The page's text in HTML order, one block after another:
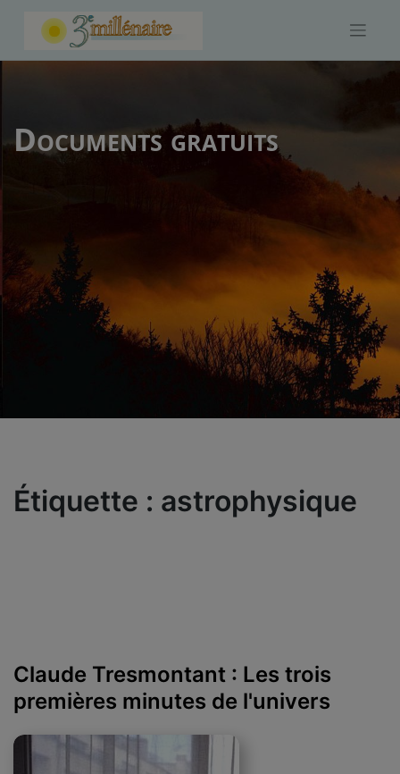
Documents gratuits
Étiquette : astrophysique
Claude Tresmontant : Les trois
premières minutes de l'univers